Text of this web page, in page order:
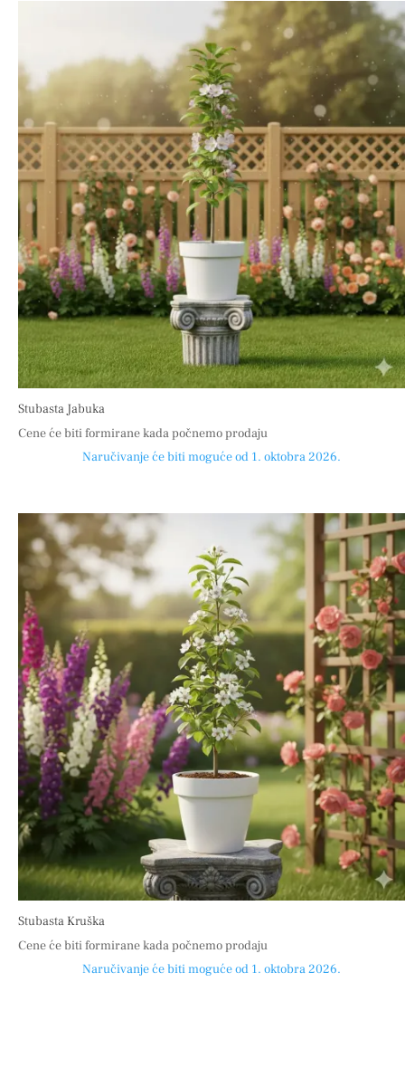
Stubasta Jabuka
Cene će biti formirane kada počnemo prodaju
Naručivanje će biti moguće od 1. oktobra 2026.
Stubasta Kruška
Cene će biti formirane kada počnemo prodaju
Naručivanje će biti moguće od 1. oktobra 2026.